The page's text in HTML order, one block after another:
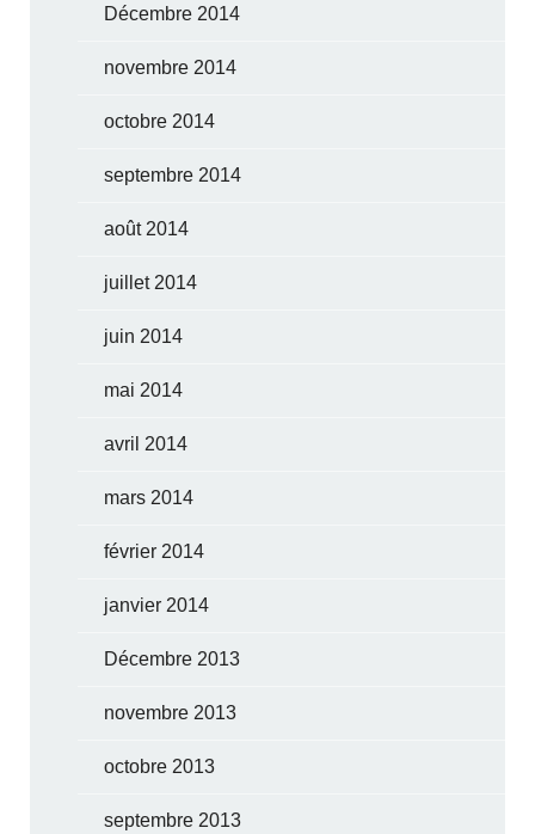
Décembre 2014
novembre 2014
octobre 2014
septembre 2014
août 2014
juillet 2014
juin 2014
mai 2014
avril 2014
mars 2014
février 2014
janvier 2014
Décembre 2013
novembre 2013
octobre 2013
septembre 2013